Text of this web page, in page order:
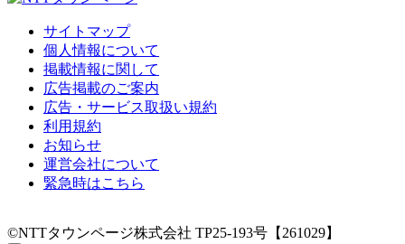
サイトマップ
個人情報について
掲載情報に関して
広告掲載のご案内
広告・サービス取扱い規約
利用規約
お知らせ
運営会社について
緊急時はこちら
©NTTタウンページ株式会社 TP25-193号【261029】